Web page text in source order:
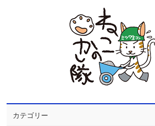
カテゴリー